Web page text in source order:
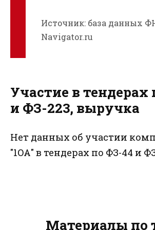
Источник: база данных
Navigator.ru
Участие в тендерах
и ФЗ-223, выручка
Нет данных об участии
"1ОА" в тендерах по ФЗ-44 и
Материалы по